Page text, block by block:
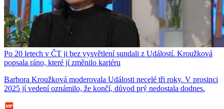
Po 20 letech v ČT ji bez vysvětlení sundali z Událostí. Kroužková
popsala ráno, které jí změnilo kariéru
Barbora Kroužková moderovala Události necelé tři roky. V prosinci
2025 jí vedení oznámilo, že končí, důvod prý nedostala dodnes.